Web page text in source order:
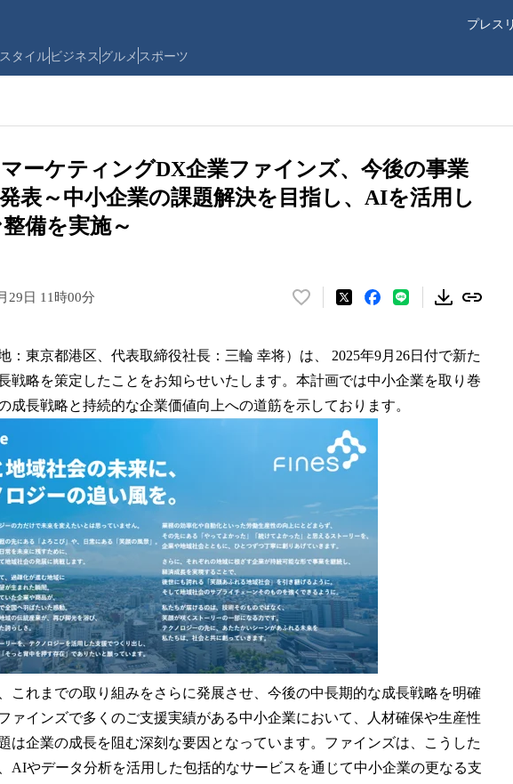
プレス
タイルビジネス グルメ スポーツ
ーケティングDX企業ファインズ、今後の事業
表～中小企業の課題解決を目指し、AIを活用し
備を実施～
29日 11時00分
い
！
数
を
読
込
み
で
す
：東京都港区、代表取締役社長：三輪 幸将）は、 2025年9月26日付で新た
戦略を策定したことをお知らせいたします。本計画では中小企業を取り巻
成長戦略と持続的な企業価値向上への道筋を示しております。
れまでの取り組みをさらに発展させ、今後の中長期的な成長戦略を明確
ァインズで多くのご支援実績がある中小企業において、人材確保や生産性
は企業の成長を阻む深刻な要因となっています。ファインズは、こうした
AIやデータ分析を活用した包括的なサービスを通じて中小企業の更なる支